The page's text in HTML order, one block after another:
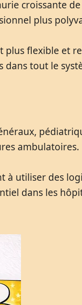
croissante
plus
plus flexible et
dans tout le
ambulatoires.
à utiliser des
dans les